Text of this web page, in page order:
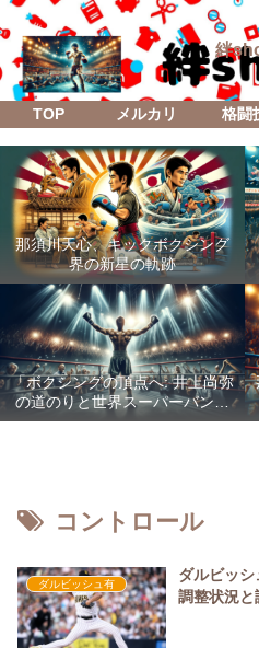
絆
TOP メルカリ 格闘
那須川天心、キックボクシング
界の新星の軌跡
「ボクシングの頂点へ: 井上尚弥
の道のりと世界スーパーバンタ
ム級統一戦の全貌」
コントロール
ダルビッシュ有
ダルビッ
調整状況と